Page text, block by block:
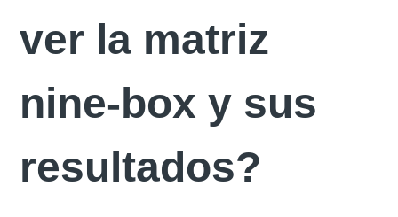
ver la matriz
nine-box y sus
resultados?